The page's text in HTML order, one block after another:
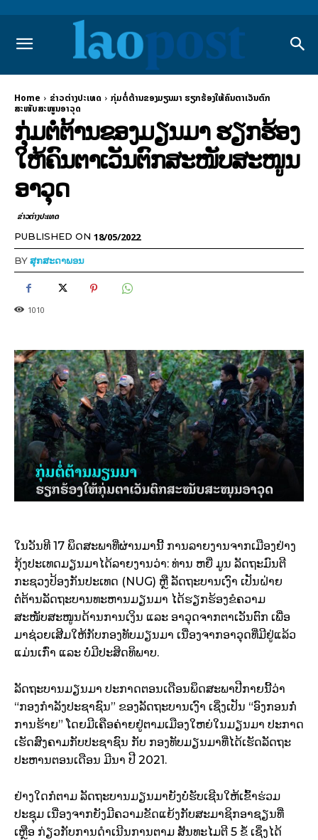
Home ຂ່າວຕ່າງປະເທດ
ກຸ່ມຕໍ່ຕ້ານຂອງມຽນມາ ຮຽກຮ້ອງໃຫ້ຄົນຕາເວັນຕົກ
ສະໜັບສະໜູນອາວຸດ
ກຸ່ມຕໍ່ຕ້ານຂອງມຽນມາ ຮຽກຮ້ອງ
ໃຫ້ຄົນຕາເວັນຕົກສະໜັບສະໜູນ
ອາວຸດ
ຂ່າວຕ່າງປະເທດ
PUBLISHED ON 18/05/2022
BYສຸກສະດາພອນ
1010
ໃນວັນທີ 17 ພຶດສະພາທີ່ຜ່ານມານີ້ ການລາຍງານຈາກເມືອງຢ່າງ
ກຸ້ງປະເທດມຽນມາໄດ້ລາຍງານວ່າ: ທ່ານ ຫຍີ່ ມູນ ລັດຖະມົນຕີ
ກະຊວງປ້ອງກັນປະເທດ (NUG) ຫຼື ລັດຖະບານເງົາ ເປັນຝ່າຍ
ຕໍ່ຕ້ານລັດຖະບານທະຫານມຽນມາ ໄດ້ຮຽກຮ້ອງຂໍຄວາມ
ສະໜັບສະໜູນດ້ານການເງິນ ແລະ ອາວຸດຈາກຕາເວັນຕົກ ເພື່ອ
ມາຊ່ວຍເສີມໃຫ້ກັບກອງທັບມຽນມາ ເນື່ອງຈາກອາວຸດທີ່ມີຢູ່ແລ້ວ
ແມ່ນເກົ່າ ແລະ ບໍ່ມີປະສິດທິພາບ.
ລັດຖະບານມຽນມາ ປະກາດຕອນເດືອນພຶດສະພາປີກາຍນີ້ວ່າ
“ກອງກຳລັງປະຊາຊົນ” ຂອງລັດຖະບານເງົາ ເຊິ່ງເປັນ “ອົງກອນກໍ່
ການຮ້າຍ” ໂດຍມີເຄືອຄ່າຍຢູ່ຕາມເມືອງໃຫຍ່ໃນມຽນມາ ປະກາດ
ເຮັດສົງຄາມກັບປະຊາຊົນ ກັບ ກອງທັບມຽນມາທີ່ໄດ້ເຮັດລັດຖະ
ປະຫານຕອນເດືອນ ມີນາ ປີ 2021.
ຢ່າງໃດກໍຕາມ ລັດຖະບານມຽນມາຍັງບໍ່ຮັບເຊີນໃຫ້ເຂົ້າຮ່ວມ
ປະຊຸມ ເນື່ອງຈາກຍັງມີຄວາມຂັດແຍ້ງກັບສະມາຊິກອາຊຽນທີ່
ເຫຼືອ ກ່ຽວກັບການດຳເນີນການຕາມ ສັນທະໄມຕີ 5 ຂໍ້ ເຊິ່ງໄດ້